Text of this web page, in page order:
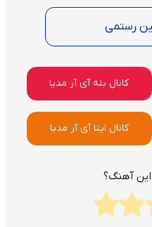
رستمی
کانال بله آی آر مدیا
کانال ایتا آی آر مدیا
این آهنگ؟